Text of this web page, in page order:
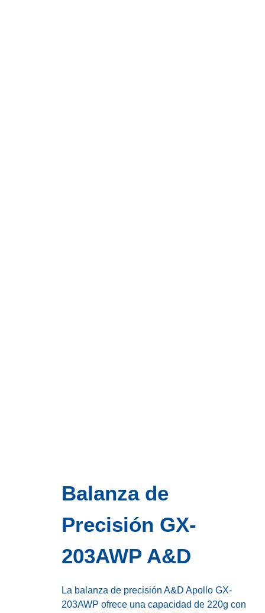
Balanza de
Precisión GX-
203AWP A&D
La balanza de precisión A&D Apollo GX-
203AWP ofrece una capacidad de 220g con